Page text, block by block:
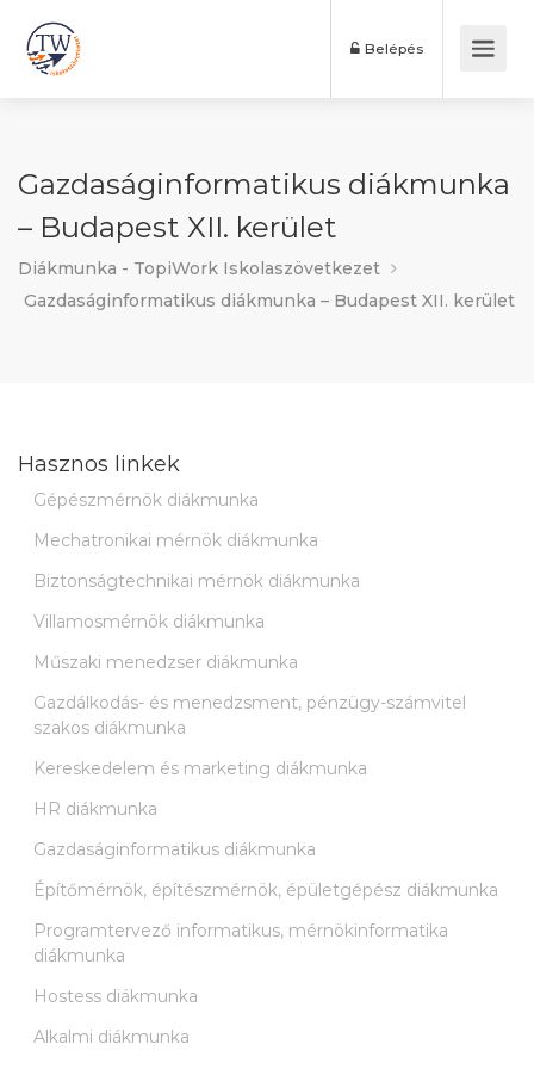
Belépés
Gazdaságinformatikus diákmunka
– Budapest XII. kerület
Diákmunka - TopiWork Iskolaszövetkezet
Gazdaságinformatikus diákmunka – Budapest XII. kerület
Hasznos linkek
Gépészmérnök diákmunka
Mechatronikai mérnök diákmunka
Biztonságtechnikai mérnök diákmunka
Villamosmérnök diákmunka
Műszaki menedzser diákmunka
Gazdálkodás- és menedzsment, pénzügy-számvitel
szakos diákmunka
Kereskedelem és marketing diákmunka
HR diákmunka
Gazdaságinformatikus diákmunka
Építőmérnök, építészmérnök, épületgépész diákmunka
Programtervező informatikus, mérnökinformatika
diákmunka
Hostess diákmunka
Alkalmi diákmunka